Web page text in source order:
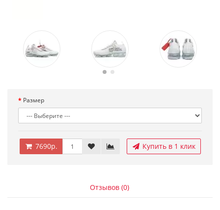
Размер
7690р. Купить в 1 клик
Отзывов (0)